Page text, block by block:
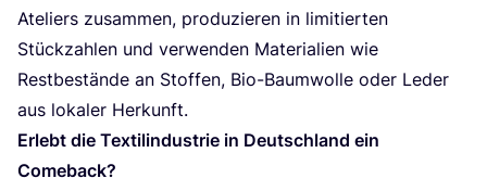
Ate­liers zusam­men, pro­du­zie­ren in limi­tier­ten
Stück­zah­len und ver­wen­den Mate­ria­li­en wie
Rest­be­stän­de an Stof­fen, Bio-Baum­wol­le oder Leder
aus loka­ler Herkunft.
Erlebt die Tex­til­in­dus­trie in Deutsch­land ein
Comeback?